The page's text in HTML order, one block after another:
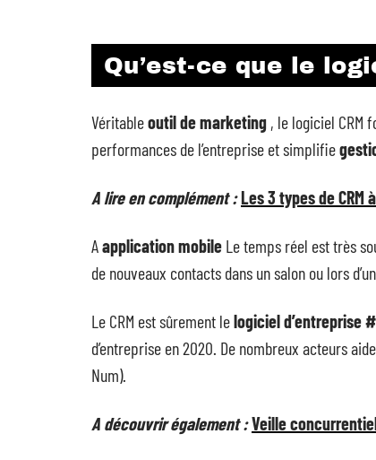
Qu’est-ce que le
Véritableoutil de marketing , le logiciel CRM
performances de l’entreprise et simplifie
A lire en complément :Les 3 types de
Aapplication mobile Le temps réel est très
de nouveaux contacts dans un salon ou lors
Le CRM est sûrement lelogiciel d’entreprise
d’entreprise en 2020. De nombreux acteurs
Num).
A découvrir également :Veille